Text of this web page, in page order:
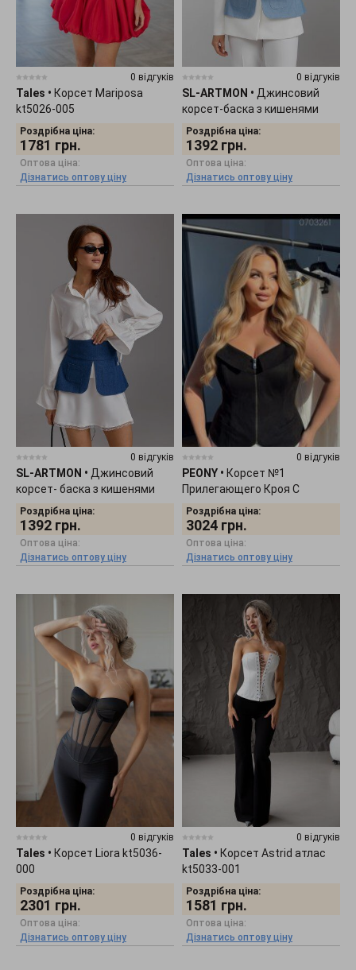
0 відгуків
Tales • Корсет Mariposa
kt5026-005
Роздрібна ціна:
1781 грн.
Оптова ціна:
Дізнатись оптову ціну
0 відгуків
SL-ARTMON • Джинсовий
корсет-баска з кишенями
577.2
Роздрібна ціна:
1392 грн.
Оптова ціна:
Дізнатись оптову ціну
0 відгуків
SL-ARTMON • Джинсовий
корсет- баска з кишенями
577.1
Роздрібна ціна:
1392 грн.
Оптова ціна:
Дізнатись оптову ціну
0 відгуків
PEONY • Корсет №1
Прилегающего Кроя С
Широкими Бретелями
0703261
Роздрібна ціна:
3024 грн.
Оптова ціна:
Дізнатись оптову ціну
0 відгуків
Tales • Корсет Liora kt5036-
000
Роздрібна ціна:
2301 грн.
Оптова ціна:
Дізнатись оптову ціну
0 відгуків
Tales • Корсет Astrid атлас
kt5033-001
Роздрібна ціна:
1581 грн.
Оптова ціна:
Дізнатись оптову ціну